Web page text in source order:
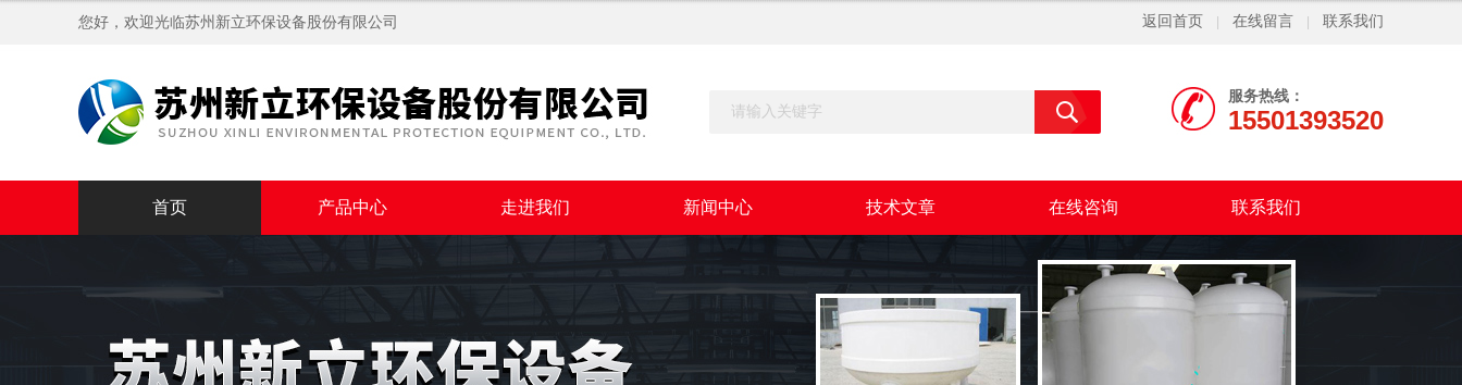
您好，欢迎光临苏州新立环保设备股份有限公司 返回首页 在线留言 联系我们
服务热线：
15501393520
首页 产品中心 走进我们 新闻中心 技术文章 在线咨询 联系我们